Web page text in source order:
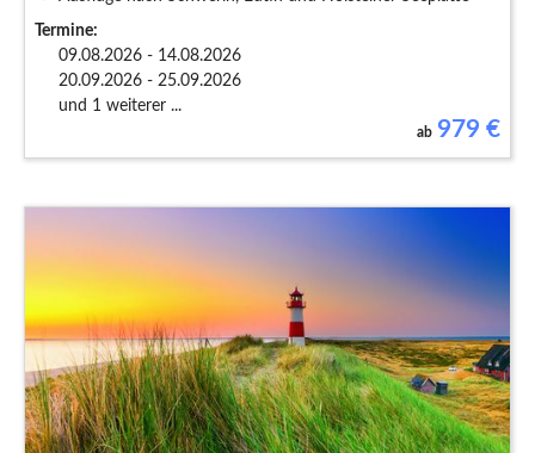
Termine:
09.08.2026 - 14.08.2026
20.09.2026 - 25.09.2026
und 1 weiterer ...
ab 979 €